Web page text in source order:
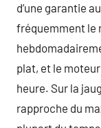
d’une garantie
fréquemment le
plat, et le
heure. Sur la
rapproche du